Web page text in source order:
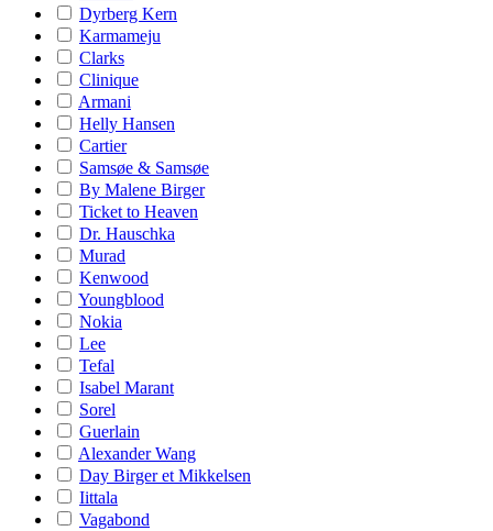
Dyrberg Kern
Karmameju
Clarks
Clinique
Armani
Helly Hansen
Cartier
Samsøe & Samsøe
By Malene Birger
Ticket to Heaven
Dr. Hauschka
Murad
Kenwood
Youngblood
Nokia
Lee
Tefal
Isabel Marant
Sorel
Guerlain
Alexander Wang
Day Birger et Mikkelsen
Iittala
Vagabond